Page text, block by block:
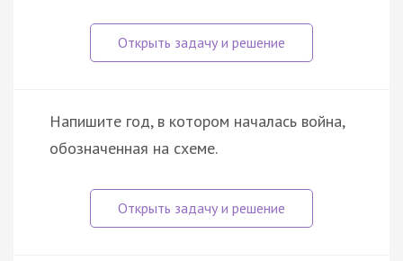
Напишите год, в котором началась война,
обозначенная на схеме.